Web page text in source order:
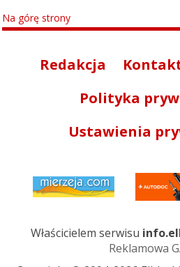
Na górę strony
Redakcja
Polityka
Ustawienia
Właścicielem serwisu
Reklamowa